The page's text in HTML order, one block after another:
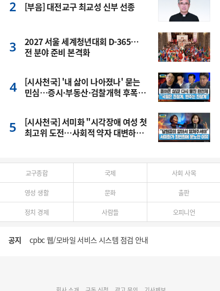
[부음] 대전교구 최교성 신부 선종
2027 서울 세계청년대회 D-365…
전 분야 준비 본격화
[시사천국] '내 삶이 나아졌나' 묻는
민심…증시·부동산·검찰개혁 후폭
[시사천국] 서미화 "시각장애 여성 첫
최고위 도전…사회적 약자 대변하겠
교구종합 국제 사회 사목
영성 생활 문화 출판
정치 경제 사람들 오피니언
공지 cpbc 웹/모바일 서비스 시스템 점검 안내